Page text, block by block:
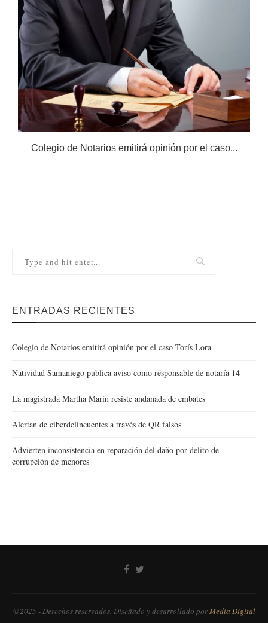
Colegio de Notarios emitirá opinión por el caso...
ENTRADAS RECIENTES
Colegio de Notarios emitirá opinión por el caso Torís Lora
Natividad Samaniego publica aviso como responsable de notaría 14
La magistrada Martha Marín resiste andanada de embates
Alertan de ciberdelincuentes a través de QR falsos
Advierten inconsistencia en reparación del daño por delito de
corrupción de menores
@2025 - Derechos reservados. Diseñado y desarrollado porMedia Digital